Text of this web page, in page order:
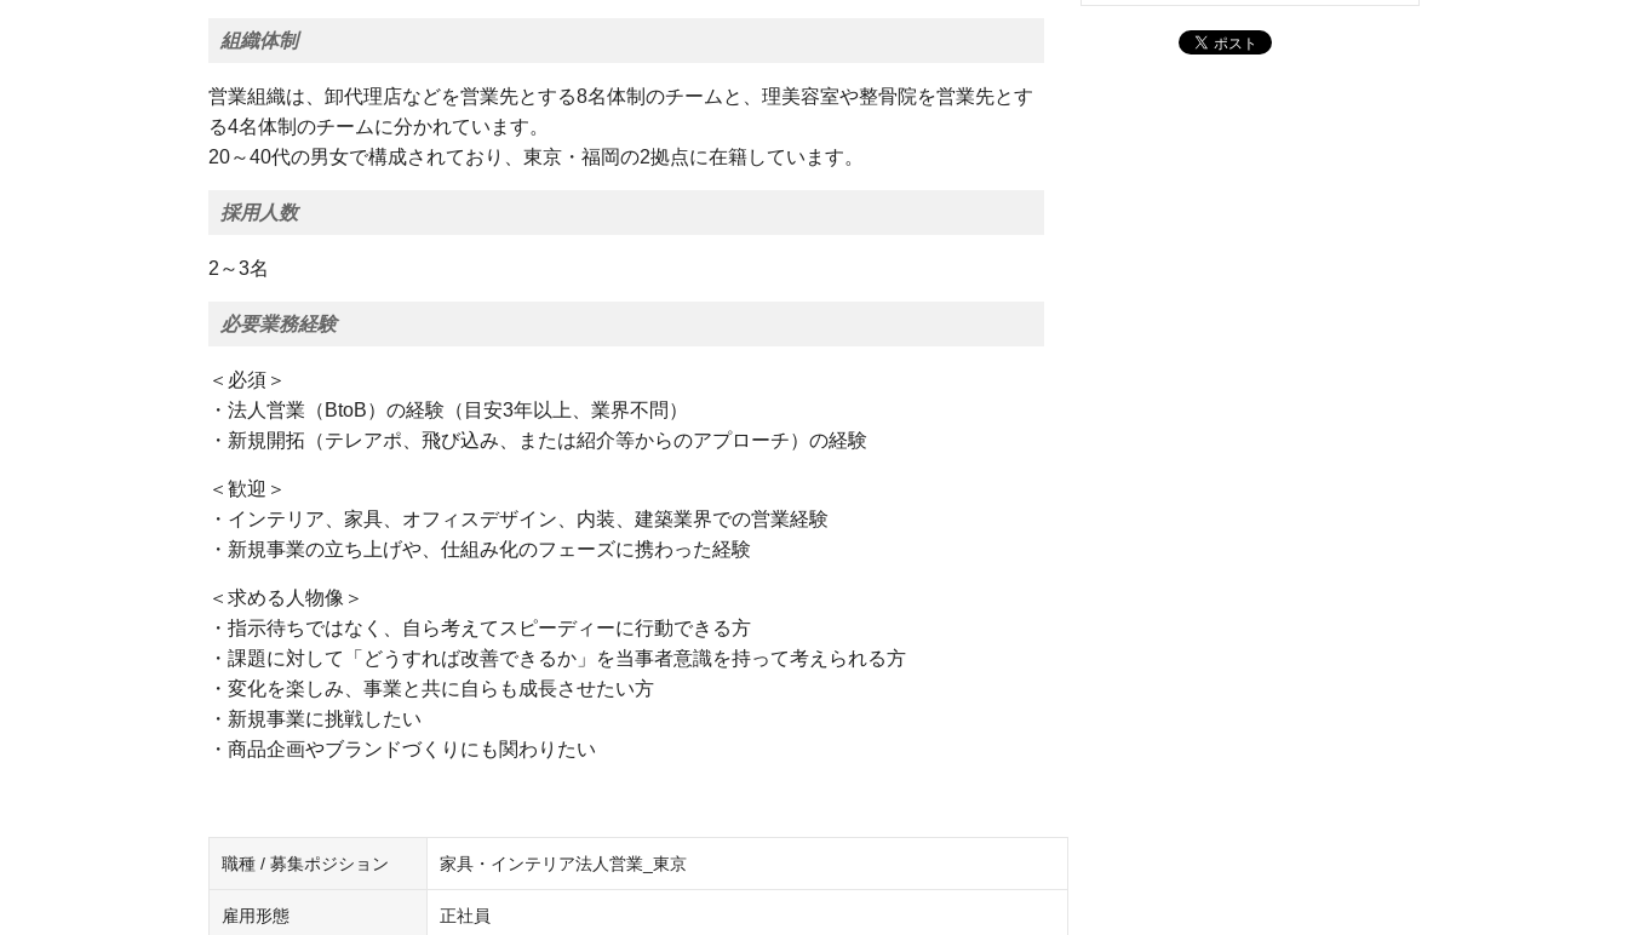
組織体制
営業組織は、卸代理店などを営業先とする8名体制のチームと、理美容室や整骨院を営業先とす
る4名体制のチームに分かれています。
20～40代の男女で構成されており、東京・福岡の2拠点に在籍しています。
採用人数
2～3名
必要業務経験
＜必須＞
・法人営業（BtoB）の経験（目安3年以上、業界不問）
・新規開拓（テレアポ、飛び込み、または紹介等からのアプローチ）の経験
＜歓迎＞
・インテリア、家具、オフィスデザイン、内装、建築業界での営業経験
・新規事業の立ち上げや、仕組み化のフェーズに携わった経験
＜求める人物像＞
・指示待ちではなく、自ら考えてスピーディーに行動できる方
・課題に対して「どうすれば改善できるか」を当事者意識を持って考えられる方
・変化を楽しみ、事業と共に自らも成長させたい方
・新規事業に挑戦したい
・商品企画やブランドづくりにも関わりたい
職種 / 募集ポジション 家具・インテリア法人営業_東京
雇用形態 正社員